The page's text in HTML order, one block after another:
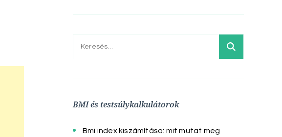
Keresés:
BMI és testsúlykalkulátorok
Bmi index kiszámítása: mit mutat meg